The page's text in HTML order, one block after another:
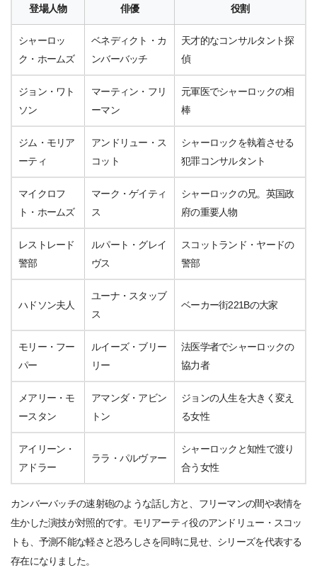
登場人物 俳優 役割
シャーロッ
ク・ホームズ
ベネディクト・カ
ンバーバッチ
天才的なコンサルタント探
偵
ジョン・ワト
ソン
マーティン・フリ
ーマン
元軍医でシャーロックの相
棒
ジム・モリア
ーティ
アンドリュー・ス
コット
シャーロックを執着させる
犯罪コンサルタント
マイクロフ
ト・ホームズ
マーク・ゲイティ
ス
シャーロックの兄。英国政
府の重要人物
レストレード
警部
ルパート・グレイ
ヴス
スコットランド・ヤードの
警部
ハドソン夫人
ユーナ・スタッブ
ス
ベーカー街221Bの大家
モリー・フー
パー
ルイーズ・ブリー
リー
法医学者でシャーロックの
協力者
メアリー・モ
ースタン
アマンダ・アビン
トン
ジョンの人生を大きく変え
る女性
アイリーン・
アドラー
ララ・パルヴァー
シャーロックと知性で渡り
合う女性
カンバーバッチの速射砲のような話し方と、フリーマンの間や表情を
生かした演技が対照的です。モリアーティ役のアンドリュー・スコッ
トも、予測不能な軽さと恐ろしさを同時に見せ、シリーズを代表する
存在になりました。